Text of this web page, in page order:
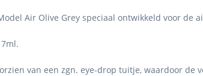
Air Olive Grey speciaal ontwikkeld voor de
van een zgn. eye-drop tuitje, waardoor de